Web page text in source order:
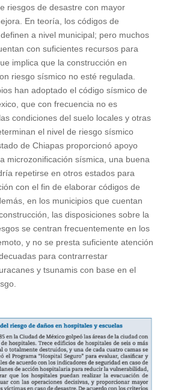
riesgos de desastre con mayor
En teoría, los códigos de
a nivel municipal; pero muchos
con suficientes recursos para
implica que la construcción en
riesgo sísmico no esté regulada.
han adoptado el código sísmico de
que con frecuencia no es
condiciones del suelo locales y otras
el nivel de riesgo sísmico
de Chiapas proporcionó apoyo
microzonificación sísmica, una buena
repetirse en otros estados para
con el fin de elaborar códigos de
en los municipios que cuentan
las disposiciones sobre la
se centran frecuentemente en los
y no se presta suficiente atención
para contrarrestar
y tsunamis con base en el